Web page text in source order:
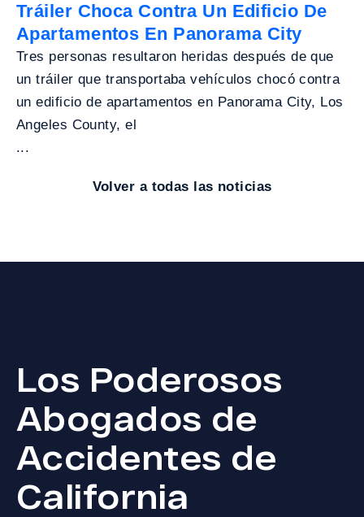
Tráiler Choca Contra Un Edificio De
Apartamentos En Panorama City
Tres personas resultaron heridas después de que
un tráiler que transportaba vehículos chocó contra
un edificio de apartamentos en Panorama City, Los
Angeles County, el
...
Volver a todas las noticias
Los Poderosos
Abogados de
Accidentes de
California